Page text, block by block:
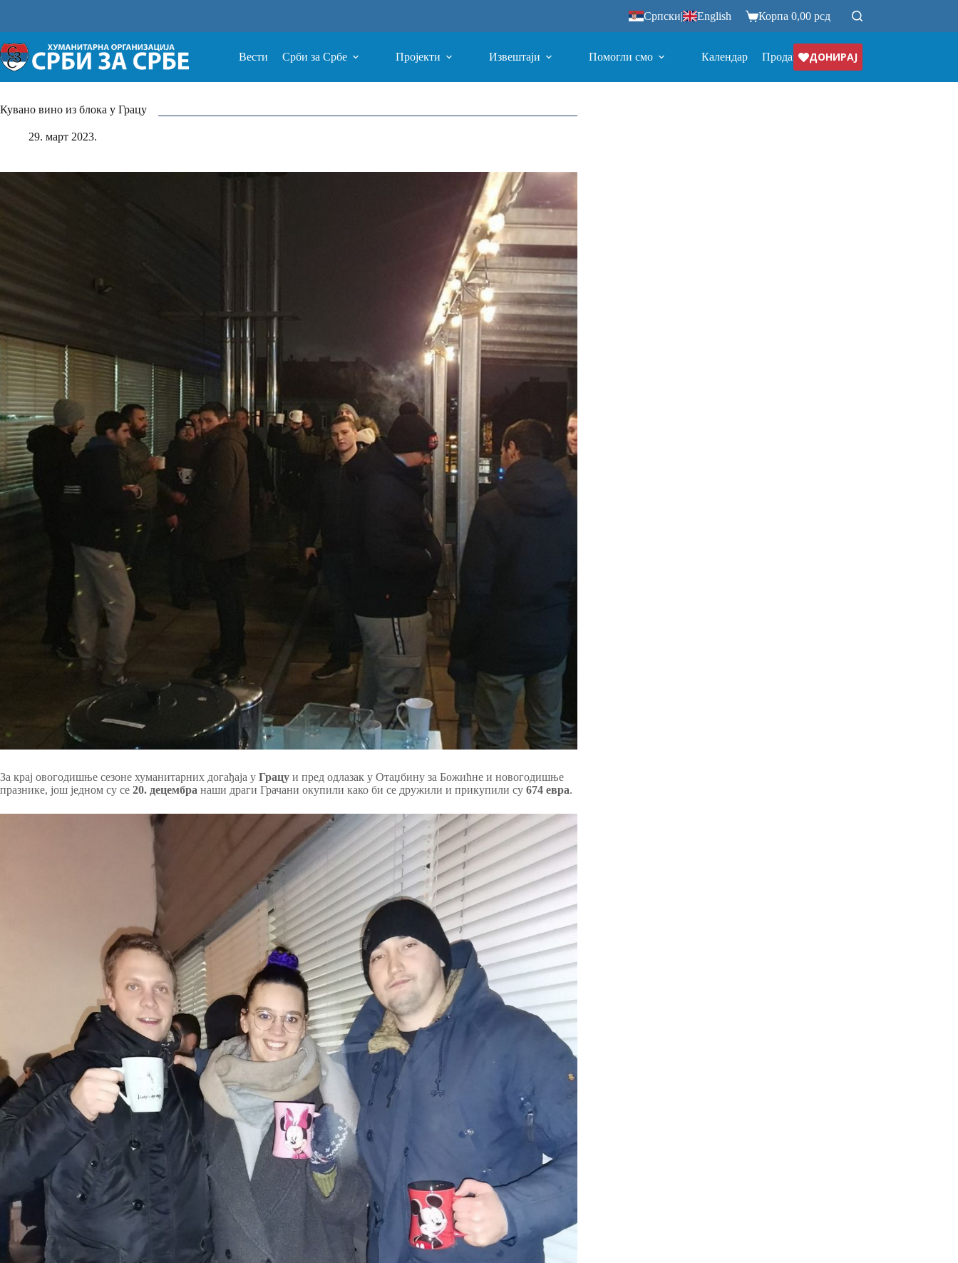
Српски| English Корпа 0,00 рсд
Вести Срби за Србе Пројекти Извештаји Помогли смо Календар ПродавницаДОНИРАЈ
Кувано вино из блока у Грацу
29. март 2023.
За крај овогодишње сезоне хуманитарних догађаја у Грацу и пред одлазак у Отаџбину за Божићне и новогодишње
празнике, још једном су се 20. децембра наши драги Грачани окупили како би се дружили и прикупили су 674 евра.